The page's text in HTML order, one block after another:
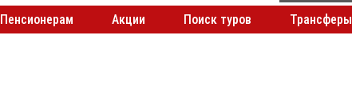
Пенсионерам Акции Поиск туров Трансферы